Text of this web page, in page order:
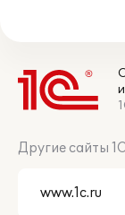
Другие сайты 1С